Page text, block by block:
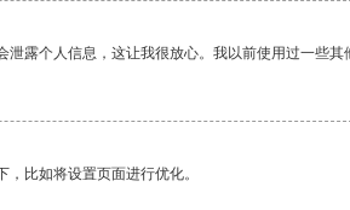
露个人信息，这让我很放心。我以前使用过一些
比如将设置页面进行优化。